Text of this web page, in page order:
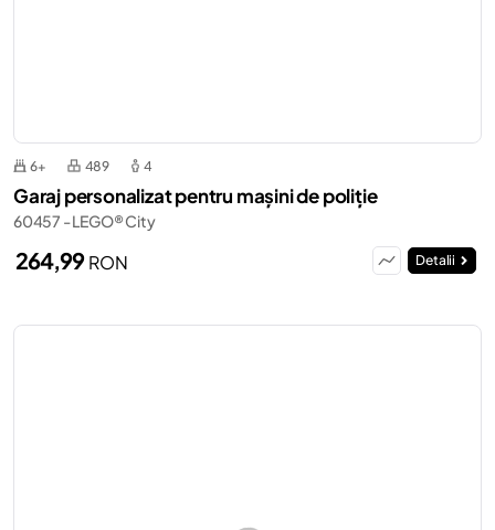
6+ 489 4
Garaj personalizat pentru mașini de poliție
60457 - LEGO® City
264,99RON Detalii